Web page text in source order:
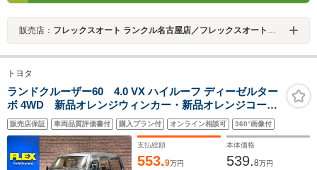
販売店： フレックスオート ランクル名古屋店／フレックスオート株式会社
トヨタ
ランドクルーザー60 4.0 VX ハイルーフ ディーゼルター
ボ 4WD 新品オレンジウィンカー・新品オレンジコーナ
ーレンズ・新品TOYOTAグリル・新品ミッキートンプソ
ン16インチAW・新品All-Terrainタイヤ・新品NARDIステ
アリング・ランクル60・角目・ガンメタリック・クロカ
ン
販売店保証 車両品質評価書付 購入プラン付 オンライン相談可 360°画像付
支払総額
553.9万円
本体価格
539.8万円